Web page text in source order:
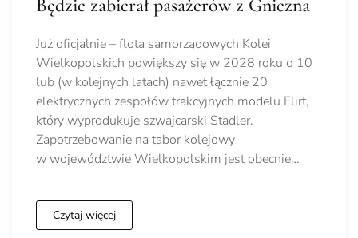
Będzie zabierał pasażerów z Gniezna
Już oficjalnie – flota samorządowych Kolei
Wielkopolskich powiększy się w 2028 roku o 10
lub (w kolejnych latach) nawet łącznie 20
elektrycznych zespołów trakcyjnych modelu Flirt,
który wyprodukuje szwajcarski Stadler.
Zapotrzebowanie na tabor kolejowy
w województwie Wielkopolskim jest obecnie…
Czytaj więcej